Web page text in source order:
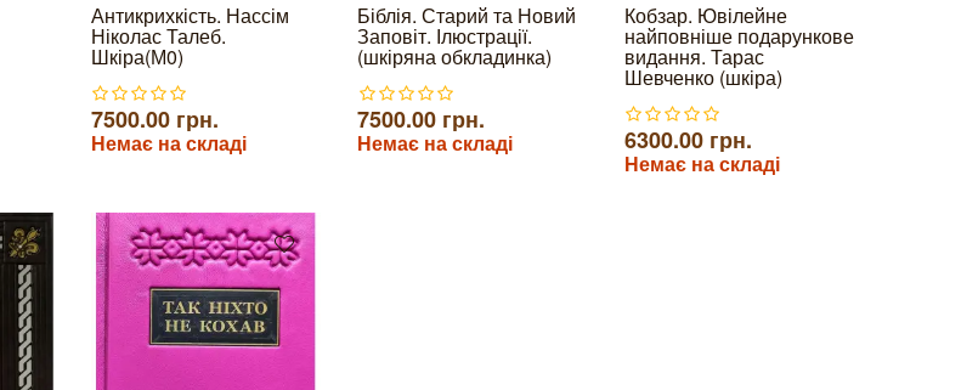
Антикрихкість. Нассім
Ніколас Талеб.
Шкіра(М0)
7500.00 грн.
Немає на складі
Біблія. Старий та Новий
Заповіт. Ілюстрації.
(шкіряна обкладинка)
7500.00 грн.
Немає на складі
Кобзар. Ювілейне
найповніше подарункове
видання. Тарас
Шевченко (шкіра)
6300.00 грн.
Немає на складі